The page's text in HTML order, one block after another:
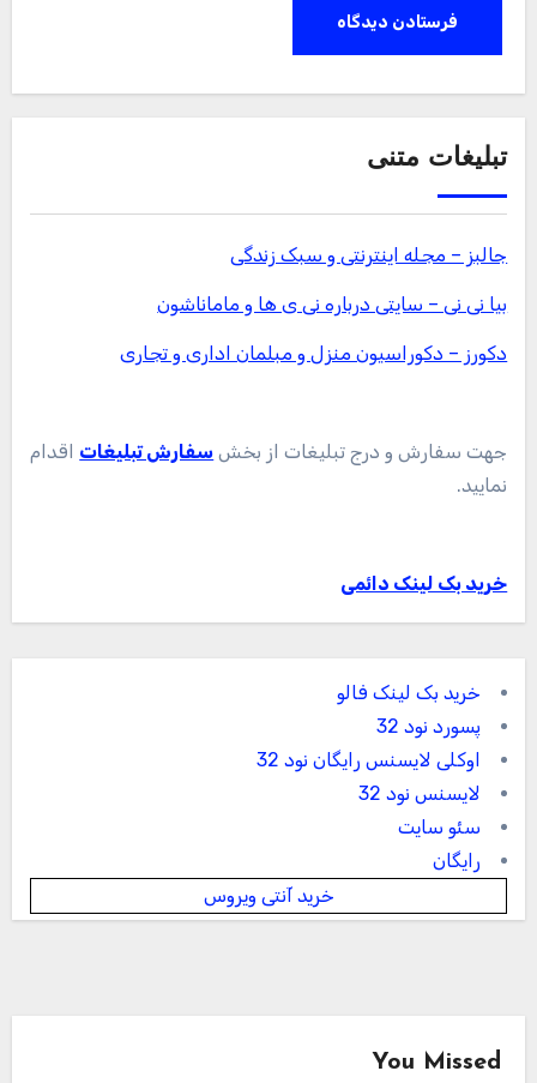
تبلیغات متنی
جالبز – مجله اینترنتی و سبک زندگی
بیا نی نی – سایتی درباره نی ی ها و ماماناشون
دکورز – دکوراسیون منزل و مبلمان اداری و تجاری
جهت سفارش و درج تبلیغات از بخش سفارش تبلیغات اقدام
نمایید.
خرید بک لینک دائمی
خرید بک لینک فالو
پسورد نود 32
اوکلی لایسنس رایگان نود 32
لایسنس نود 32
سئو سایت
رایگان
خرید آنتی ویروس
You Missed